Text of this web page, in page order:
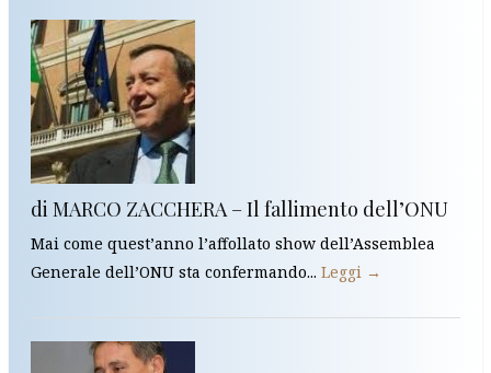
di MARCO ZACCHERA – Il fallimento dell’ONU
Mai come quest’anno l’affollato show dell’Assemblea
Generale dell’ONU sta confermando... Leggi →